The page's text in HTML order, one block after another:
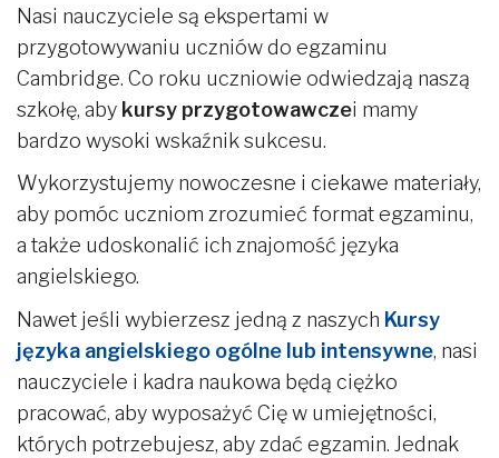
Nasi nauczyciele są ekspertami w
przygotowywaniu uczniów do egzaminu
Cambridge. Co roku uczniowie odwiedzają naszą
szkołę, aby kursy przygotowawczei mamy
bardzo wysoki wskaźnik sukcesu.
Wykorzystujemy nowoczesne i ciekawe materiały,
aby pomóc uczniom zrozumieć format egzaminu,
a także udoskonalić ich znajomość języka
angielskiego.
Nawet jeśli wybierzesz jedną z naszych Kursy
języka angielskiego ogólne lub intensywne, nasi
nauczyciele i kadra naukowa będą ciężko
pracować, aby wyposażyć Cię w umiejętności,
których potrzebujesz, aby zdać egzamin. Jednak